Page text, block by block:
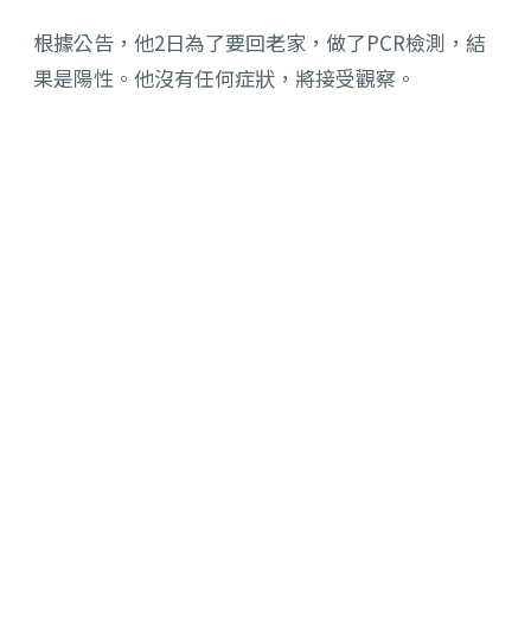
根據公告，他2日為了要回老家，做了PCR檢測，結
果是陽性。他沒有任何症狀，將接受觀察。